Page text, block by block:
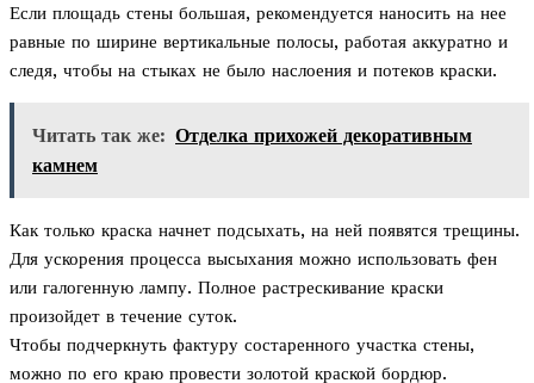
Если площадь стены большая, рекомендуется наносить на нее
равные по ширине вертикальные полосы, работая аккуратно и
следя, чтобы на стыках не было наслоения и потеков краски.
Читать так же: Отделка прихожей декоративным
камнем
Как только краска начнет подсыхать, на ней появятся трещины.
Для ускорения процесса высыхания можно использовать фен
или галогенную лампу. Полное растрескивание краски
произойдет в течение суток.
Чтобы подчеркнуть фактуру состаренного участка стены,
можно по его краю провести золотой краской бордюр.